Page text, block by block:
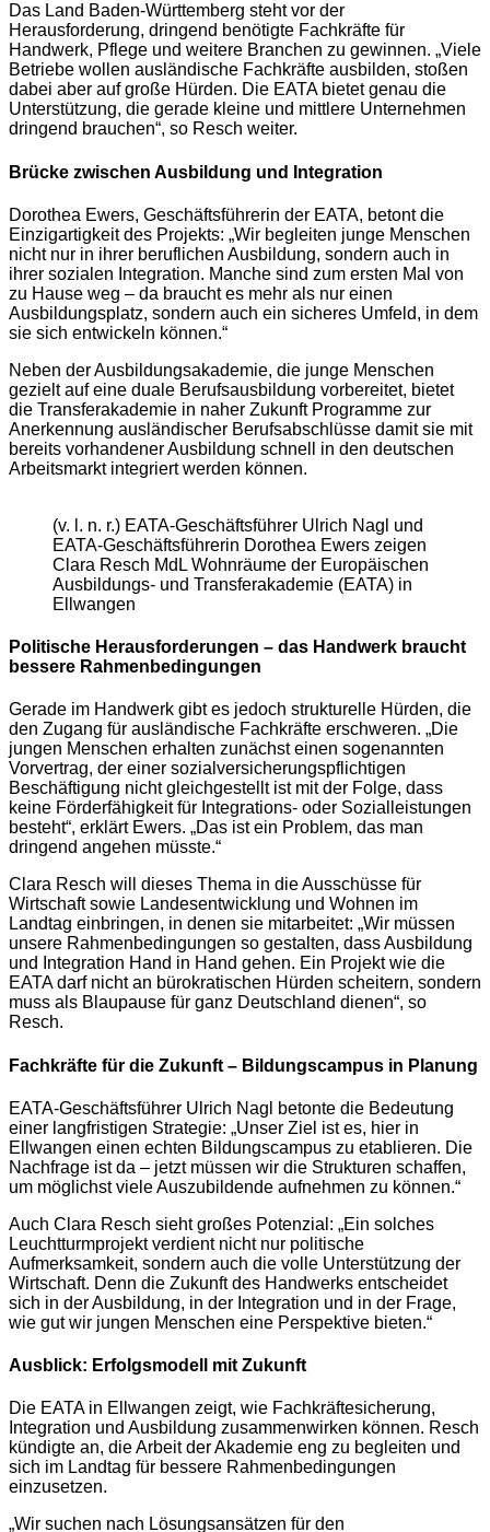
Das Land Baden-Württemberg steht vor der
Herausforderung, dringend benötigte Fachkräfte für
Handwerk, Pflege und weitere Branchen zu gewinnen. „Viele
Betriebe wollen ausländische Fachkräfte ausbilden, stoßen
dabei aber auf große Hürden. Die EATA bietet genau die
Unterstützung, die gerade kleine und mittlere Unternehmen
dringend brauchen“, so Resch weiter.
Brücke zwischen Ausbildung und Integration
Dorothea Ewers, Geschäftsführerin der EATA, betont die
Einzigartigkeit des Projekts: „Wir begleiten junge Menschen
nicht nur in ihrer beruflichen Ausbildung, sondern auch in
ihrer sozialen Integration. Manche sind zum ersten Mal von
zu Hause weg – da braucht es mehr als nur einen
Ausbildungsplatz, sondern auch ein sicheres Umfeld, in dem
sie sich entwickeln können.“
Neben der Ausbildungsakademie, die junge Menschen
gezielt auf eine duale Berufsausbildung vorbereitet, bietet
die Transferakademie in naher Zukunft Programme zur
Anerkennung ausländischer Berufsabschlüsse damit sie mit
bereits vorhandener Ausbildung schnell in den deutschen
Arbeitsmarkt integriert werden können.
(v. l. n. r.) EATA-Geschäftsführer Ulrich Nagl und
EATA-Geschäftsführerin Dorothea Ewers zeigen
Clara Resch MdL Wohnräume der Europäischen
Ausbildungs- und Transferakademie (EATA) in
Ellwangen
Politische Herausforderungen – das Handwerk braucht
bessere Rahmenbedingungen
Gerade im Handwerk gibt es jedoch strukturelle Hürden, die
den Zugang für ausländische Fachkräfte erschweren. „Die
jungen Menschen erhalten zunächst einen sogenannten
Vorvertrag, der einer sozialversicherungspflichtigen
Beschäftigung nicht gleichgestellt ist mit der Folge, dass
keine Förderfähigkeit für Integrations- oder Sozialleistungen
besteht“, erklärt Ewers. „Das ist ein Problem, das man
dringend angehen müsste.“
Clara Resch will dieses Thema in die Ausschüsse für
Wirtschaft sowie Landesentwicklung und Wohnen im
Landtag einbringen, in denen sie mitarbeitet: „Wir müssen
unsere Rahmenbedingungen so gestalten, dass Ausbildung
und Integration Hand in Hand gehen. Ein Projekt wie die
EATA darf nicht an bürokratischen Hürden scheitern, sondern
muss als Blaupause für ganz Deutschland dienen“, so
Resch.
Fachkräfte für die Zukunft – Bildungscampus in Planung
EATA-Geschäftsführer Ulrich Nagl betonte die Bedeutung
einer langfristigen Strategie: „Unser Ziel ist es, hier in
Ellwangen einen echten Bildungscampus zu etablieren. Die
Nachfrage ist da – jetzt müssen wir die Strukturen schaffen,
um möglichst viele Auszubildende aufnehmen zu können.“
Auch Clara Resch sieht großes Potenzial: „Ein solches
Leuchtturmprojekt verdient nicht nur politische
Aufmerksamkeit, sondern auch die volle Unterstützung der
Wirtschaft. Denn die Zukunft des Handwerks entscheidet
sich in der Ausbildung, in der Integration und in der Frage,
wie gut wir jungen Menschen eine Perspektive bieten.“
Ausblick: Erfolgsmodell mit Zukunft
Die EATA in Ellwangen zeigt, wie Fachkräftesicherung,
Integration und Ausbildung zusammenwirken können. Resch
kündigte an, die Arbeit der Akademie eng zu begleiten und
sich im Landtag für bessere Rahmenbedingungen
einzusetzen.
„Wir suchen nach Lösungsansätzen für den